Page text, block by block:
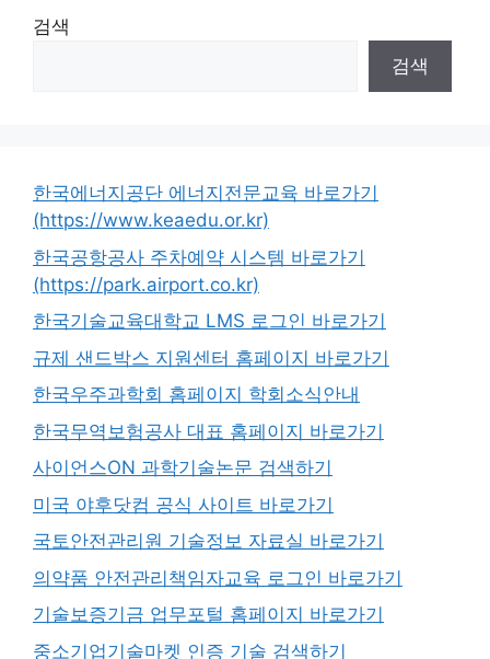
검색
검색
한국에너지공단 에너지전문교육 바로가기
(https://www.keaedu.or.kr)
한국공항공사 주차예약 시스템 바로가기
(https://park.airport.co.kr)
한국기술교육대학교 LMS 로그인 바로가기
규제 샌드박스 지원센터 홈페이지 바로가기
한국우주과학회 홈페이지 학회소식안내
한국무역보험공사 대표 홈페이지 바로가기
사이언스ON 과학기술논문 검색하기
미국 야후닷컴 공식 사이트 바로가기
국토안전관리원 기술정보 자료실 바로가기
의약품 안전관리책임자교육 로그인 바로가기
기술보증기금 업무포털 홈페이지 바로가기
중소기업기술마켓 인증 기술 검색하기